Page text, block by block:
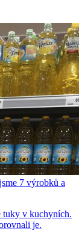
7 výrobků a
tuky v kuchyních.
je.